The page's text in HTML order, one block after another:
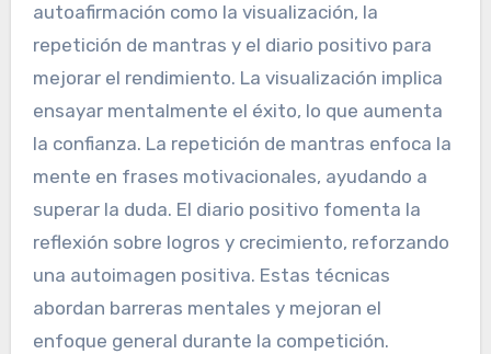
autoafirmación como la visualización, la
repetición de mantras y el diario positivo para
mejorar el rendimiento. La visualización implica
ensayar mentalmente el éxito, lo que aumenta
la confianza. La repetición de mantras enfoca la
mente en frases motivacionales, ayudando a
superar la duda. El diario positivo fomenta la
reflexión sobre logros y crecimiento, reforzando
una autoimagen positiva. Estas técnicas
abordan barreras mentales y mejoran el
enfoque general durante la competición.